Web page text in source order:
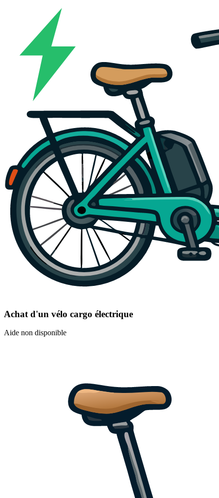
Achat d'un vélo cargo électrique
Aide non disponible